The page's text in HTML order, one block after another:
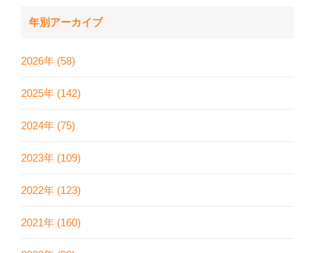
年別アーカイブ
2026年 (58)
2025年 (142)
2024年 (75)
2023年 (109)
2022年 (123)
2021年 (160)